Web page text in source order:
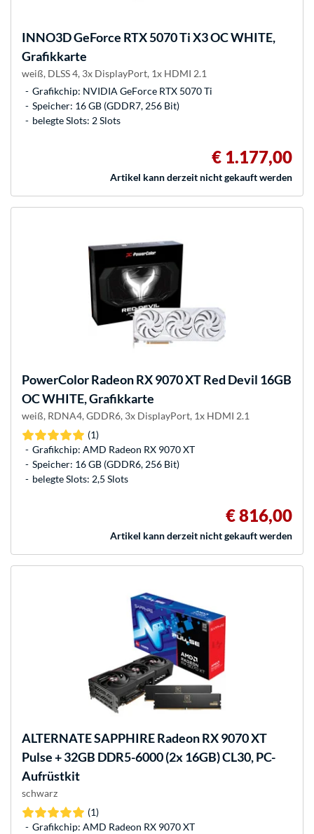
INNO3DGeForce RTX 5070 Ti X3 OC WHITE,
Grafikkarte
weiß, DLSS 4, 3x DisplayPort, 1x HDMI 2.1
Grafikchip: NVIDIA GeForce RTX 5070 Ti
Speicher: 16 GB (GDDR7, 256 Bit)
belegte Slots: 2 Slots
€ 1.177,00
Artikel kann derzeit nicht gekauft werden
PowerColorRadeon RX 9070 XT Red Devil 16GB
OC WHITE, Grafikkarte
weiß, RDNA4, GDDR6, 3x DisplayPort, 1x HDMI 2.1
(1)
Grafikchip: AMD Radeon RX 9070 XT
Speicher: 16 GB (GDDR6, 256 Bit)
belegte Slots: 2,5 Slots
€ 816,00
Artikel kann derzeit nicht gekauft werden
ALTERNATESAPPHIRE Radeon RX 9070 XT
Pulse + 32GB DDR5-6000 (2x 16GB) CL30, PC-
Aufrüstkit
schwarz
(1)
Grafikchip: AMD Radeon RX 9070 XT